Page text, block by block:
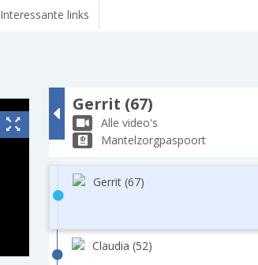
Interessante links
Gerrit (67)
Alle video's
Mantelzorgpaspoort
Gerrit (67)
Claudia (52)